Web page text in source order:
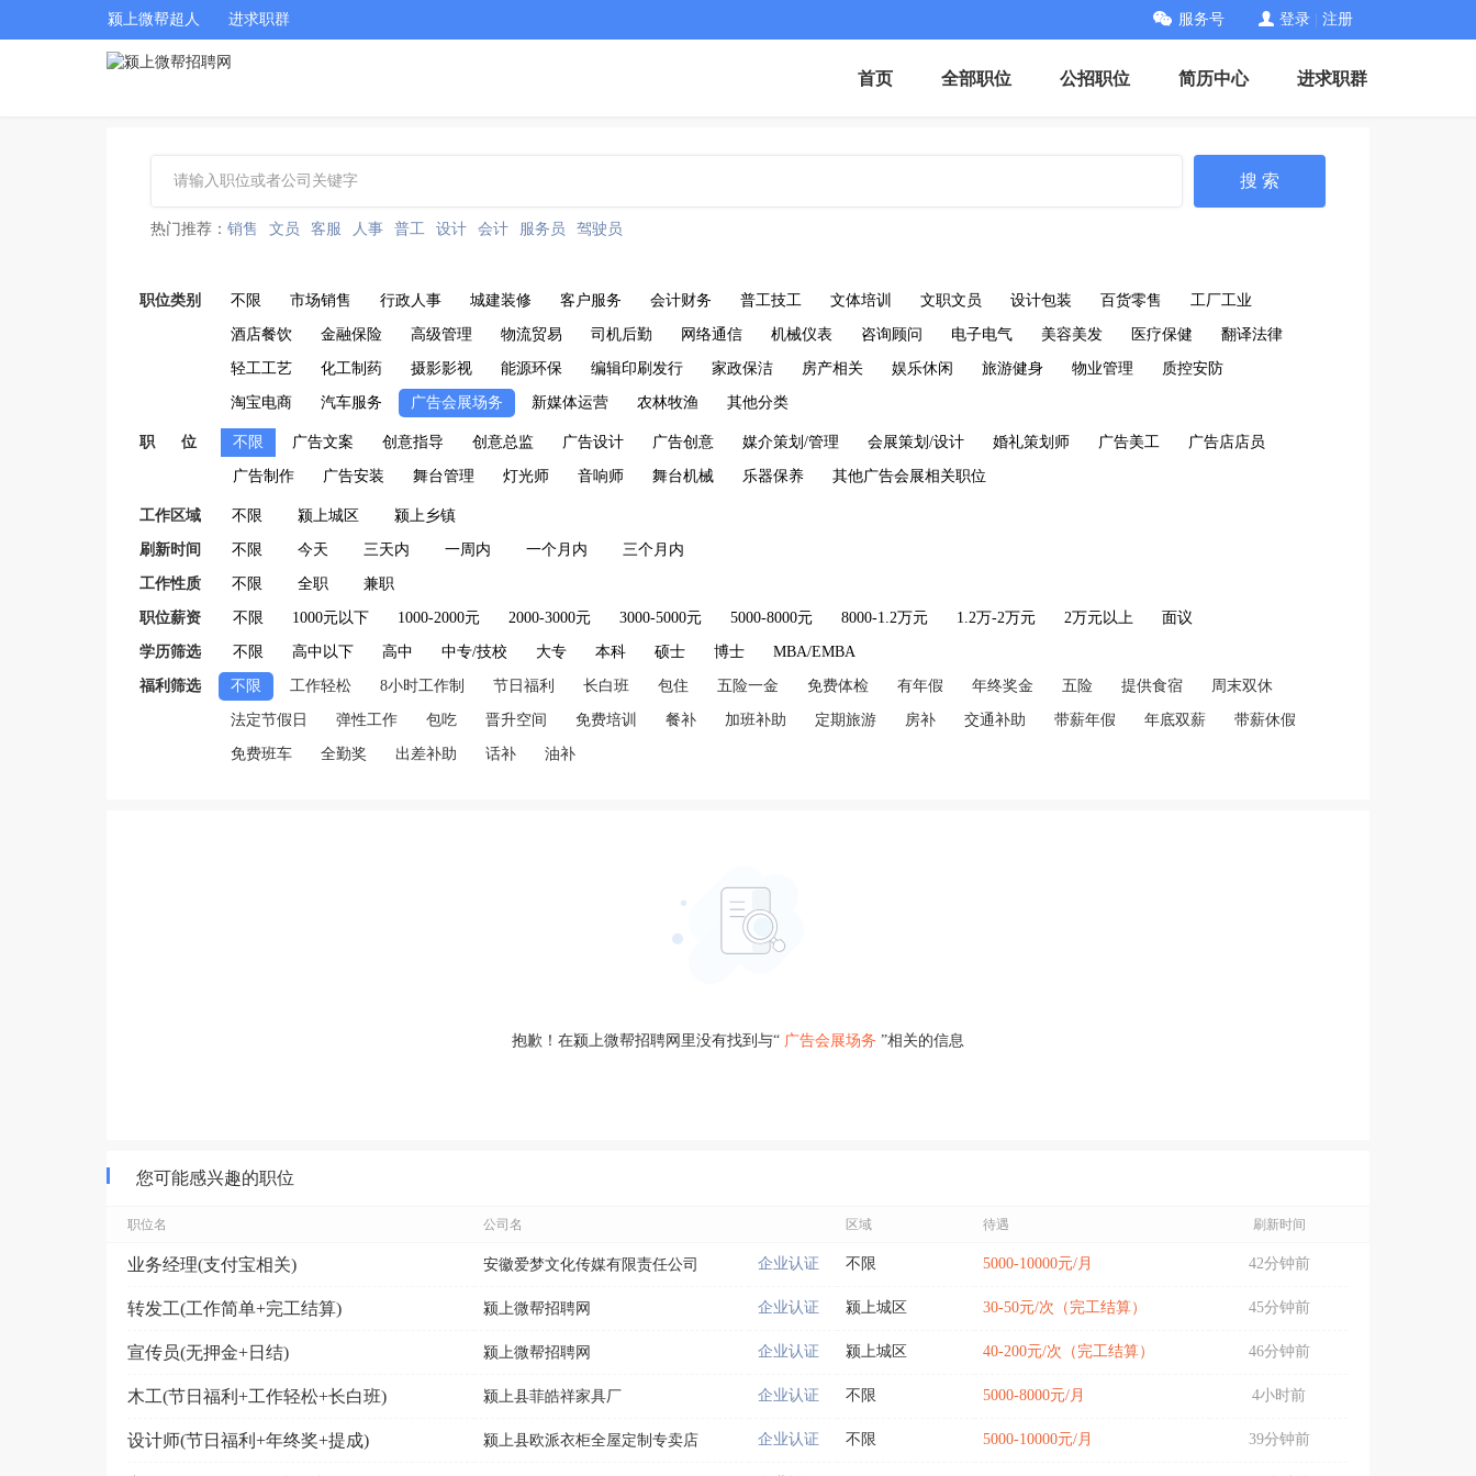
颍上微帮超人 进求职群 服务号 登录 注册
首页 全部职位 公招职位 简历中心 进求职群
搜 索
热门推荐： 销售 文员 客服 人事 普工 设计 会计 服务员 驾驶员
职位类别 不限 市场销售 行政人事 城建装修 客户服务 会计财务 普工技工 文体培训 文职文员 设计包装 百货零售 工厂工业
酒店餐饮 金融保险 高级管理 物流贸易 司机后勤 网络通信 机械仪表 咨询顾问 电子电气 美容美发 医疗保健 翻译法律
轻工工艺 化工制药 摄影影视 能源环保 编辑印刷发行 家政保洁 房产相关 娱乐休闲 旅游健身 物业管理 质控安防
淘宝电商 汽车服务 广告会展场务 新媒体运营 农林牧渔 其他分类
职 位 不限 广告文案 创意指导 创意总监 广告设计 广告创意 媒介策划/管理 会展策划/设计 婚礼策划师 广告美工 广告店店员
广告制作 广告安装 舞台管理 灯光师 音响师 舞台机械 乐器保养 其他广告会展相关职位
工作区域 不限 颍上城区 颍上乡镇
刷新时间 不限 今天 三天内 一周内 一个月内 三个月内
工作性质 不限 全职 兼职
职位薪资 不限 1000元以下 1000-2000元 2000-3000元 3000-5000元 5000-8000元 8000-1.2万元 1.2万-2万元 2万元以上 面议
学历筛选 不限 高中以下 高中 中专/技校 大专 本科 硕士 博士 MBA/EMBA
福利筛选 不限 工作轻松 8小时工作制 节日福利 长白班 包住 五险一金 免费体检 有年假 年终奖金 五险 提供食宿 周末双休
法定节假日 弹性工作 包吃 晋升空间 免费培训 餐补 加班补助 定期旅游 房补 交通补助 带薪年假 年底双薪 带薪休假
免费班车 全勤奖 出差补助 话补 油补
抱歉！在颍上微帮招聘网里没有找到与“ 广告会展场务 ”相关的信息
您可能感兴趣的职位
职位名 公司名 区域 待遇 刷新时间
业务经理(支付宝相关) 安徽爱梦文化传媒有限责任公司 企业认证 不限 5000-10000元/月 42分钟前
转发工(工作简单+完工结算) 颍上微帮招聘网 企业认证 颍上城区 30-50元/次（完工结算） 45分钟前
宣传员(无押金+日结) 颍上微帮招聘网 企业认证 颍上城区 40-200元/次（完工结算） 46分钟前
木工(节日福利+工作轻松+长白班) 颍上县菲皓祥家具厂 企业认证 不限 5000-8000元/月 4小时前
设计师(节日福利+年终奖+提成) 颍上县欧派衣柜全屋定制专卖店 企业认证 不限 5000-10000元/月 39分钟前